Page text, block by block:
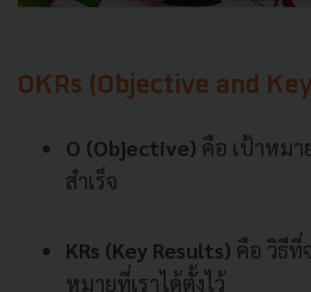
OKRs (Objective and Key
O (Objective) คือ เป้าหมา
สำเร็จ
KRs (Key Results) คือ วิธีที่
หมายที่เราได้ตั้งไว้